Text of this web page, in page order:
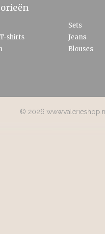
shirts
Sets
Jeans
Blouses
© 2026